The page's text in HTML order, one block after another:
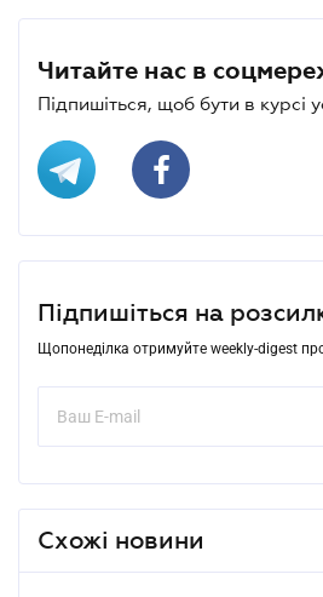
Читайте нас в
Підпишіться, щоб бути в курсі
Підпишіться на
Щопонеділка отримуйте weekly-digest про
Схожі новини